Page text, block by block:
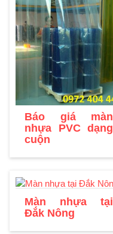
Báo giá màn
nhựa PVC dạng
cuộn
Màn nhựa tại
Đắk Nông